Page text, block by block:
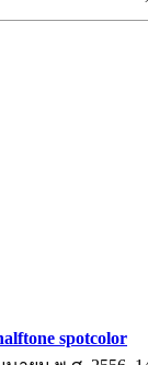
spotcolor